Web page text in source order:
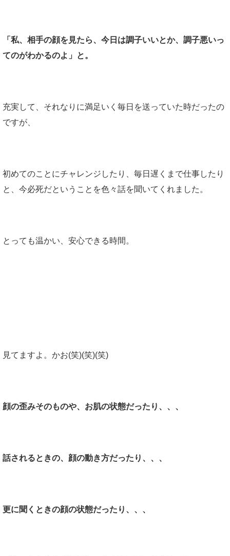
「私、相手の顔を見たら、今日は調子いいとか、調子悪いっ
てのがわかるのよ」と。
充実して、それなりに満足いく毎日を送っていた時だったの
ですが、
初めてのことにチャレンジしたり、毎日遅くまで仕事したり
と、今必死だということを色々話を聞いてくれました。
とっても温かい、安心できる時間。
見てますよ。かお(笑)(笑)(笑)
顔の歪みそのものや、お肌の状態だったり、、、
話されるときの、顔の動き方だったり、、、
更に聞くときの顔の状態だったり、、、